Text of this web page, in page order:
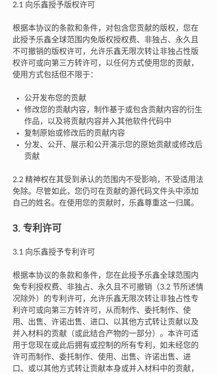
2.1 向乐鑫授予版权许可
根据本协议的条款和条件，对包含您贡献的版权，您在
此授予乐鑫全球范围内免版权授权费、非独占、永久且
不可撤销的版权许可，允许乐鑫无限次转让非独占性版
权许可或向第三方转许可，以任何方式使用您的贡献，
使用方式包括但不限于：
公开发布您的贡献
修改您的贡献内容，制作基于或包含贡献内容的衍生
作品，以及将贡献内容并入其他软件代码中
复制原始或修改后的贡献内容
分发、公开、展示和公开演示您的原始贡献或修改后
贡献
2.2 精神权在其受到承认的范围内不受影响，不受适用法
免除。尽管如此，您仍可在贡献的源代码文件头中添加
自己的姓名。在使用您的贡献时，乐鑫尊重这一归属。
3. 专利许可
3.1 向乐鑫授予专利许可
根据本协议的条款和条件，您在此授予乐鑫全球范围内
免专利授权费、非独占、永久且不可撤销（3.2 节所述情
况除外）的专利许可，允许乐鑫无限次转让非独占性专
利许可或向第三方转许可，从而制作、委托制作、使
用、出售、许诺出售、进口、以其他方式转让贡献以及
并入材料的贡献（或此结合产物的一部分）。本许可适
用于您现在或此后拥有或控制的所有专利，如未经您的
许可而制作、委托制作、使用、出售、许诺出售、进
口、或以其他方式转让贡献本身或并入材料中的贡献，